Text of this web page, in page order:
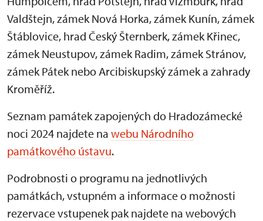
Valdštejn, zámek Nová Horka, zámek Kunín, zámek
Štáblovice, hrad Český Šternberk, zámek Křinec,
zámek Neustupov, zámek Radim, zámek Stránov,
zámek Pátek nebo Arcibiskupský zámek a zahrady
Kroměříž.
Seznam památek zapojených do Hradozámecké
noci 2024 najdete na webu Národního
památkového ústavu.
Podrobnosti o programu na jednotlivých
památkách, vstupném a informace o možnosti
rezervace vstupenek pak najdete na webových